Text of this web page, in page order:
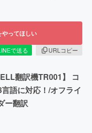
やってほしい
で送る
URLコピー
翻訳機TR001】 コ
語に対応！/オフライ
ー翻訳